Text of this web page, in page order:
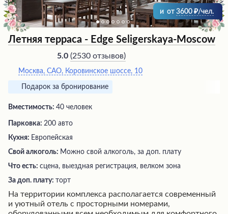
корпоративных мероприятий, дней рождения и свадеб,
позволяя реализовать разнообразные концепции
декора.
и от 3600 /чел.
Летняя терраса - Edge Seligerskaya-Moscow
5.0 (2530 отзывов)
Москва, САО, Коровинское шоссе, 10
Подарок за бронирование
Вместимость: 40 человек
Парковка: 200 авто
Кухня: Европейская
Свой алкоголь: Можно свой алкоголь, за доп. плату
Что есть: сцена, выездная регистрация, велком зона
За доп. плату: торт
На территории комплекса располагается современный
и уютный отель с просторными номерами,